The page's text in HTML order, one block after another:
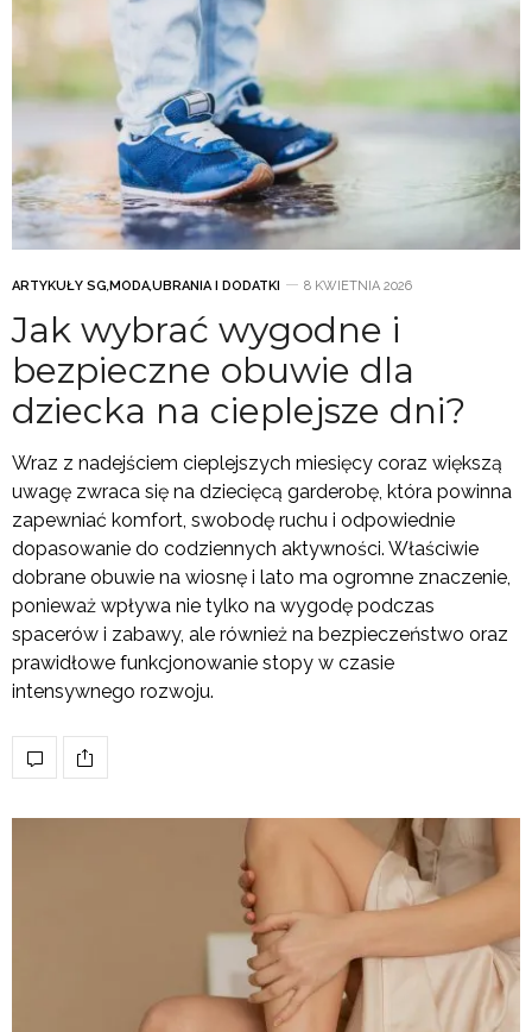
ARTYKUŁY SG,MODA,UBRANIA I DODATKI 8 KWIETNIA 2026
Jak wybrać wygodne i
bezpieczne obuwie dla
dziecka na cieplejsze dni?
Wraz z nadejściem cieplejszych miesięcy coraz większą
uwagę zwraca się na dziecięcą garderobę, która powinna
zapewniać komfort, swobodę ruchu i odpowiednie
dopasowanie do codziennych aktywności. Właściwie
dobrane obuwie na wiosnę i lato ma ogromne znaczenie,
ponieważ wpływa nie tylko na wygodę podczas
spacerów i zabawy, ale również na bezpieczeństwo oraz
prawidłowe funkcjonowanie stopy w czasie
intensywnego rozwoju.